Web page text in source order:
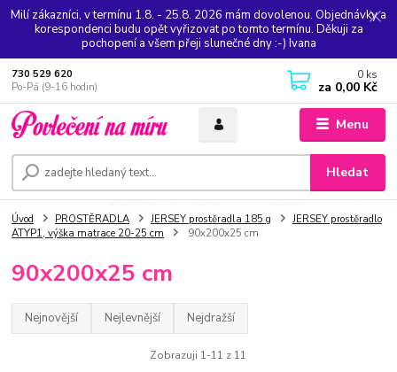
Milí zákazníci, v termínu 1.8. - 25.8. 2026 mám dovolenou. Objednávky a
korespondenci budu opět vyřizovat po tomto termínu. Děkuji za
pochopení a všem přeji slunečné dny :-) Ivana
Menu
Hledat
730 529 620
Po-Pá (9-16 hodin)
0 ks
za 0,00 Kč
Úvod PROSTĚRADLA JERSEY prostěradla 185 g
JERSEY prostěradlo
ATYP1, výška matrace 20-25 cm
90x200x25 cm
90x200x25 cm
Nejnovější Nejlevnější Nejdražší
Zobrazuji 1-11 z 11